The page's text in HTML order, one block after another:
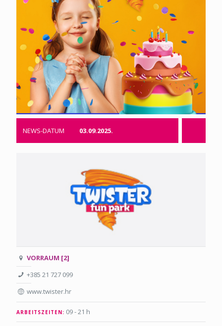
NEWS-DATUM 03.09.2025.
VORRAUM [2]
+385 21 727 099
www.twister.hr
ARBEITSZEITEN: 09 - 21 h